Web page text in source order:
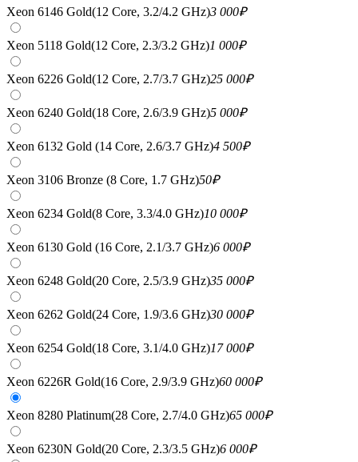
Xeon 6146 Gold(12 Core, 3.2/4.2 GHz)3 000₽
Xeon 5118 Gold(12 Core, 2.3/3.2 GHz)1 000₽
Xeon 6226 Gold(12 Core, 2.7/3.7 GHz)25 000₽
Xeon 6240 Gold(18 Core, 2.6/3.9 GHz)5 000₽
Xeon 6132 Gold (14 Core, 2.6/3.7 GHz)4 500₽
Xeon 3106 Bronze (8 Core, 1.7 GHz)50₽
Xeon 6234 Gold(8 Core, 3.3/4.0 GHz)10 000₽
Xeon 6130 Gold (16 Core, 2.1/3.7 GHz)6 000₽
Xeon 6248 Gold(20 Core, 2.5/3.9 GHz)35 000₽
Xeon 6262 Gold(24 Core, 1.9/3.6 GHz)30 000₽
Xeon 6254 Gold(18 Core, 3.1/4.0 GHz)17 000₽
Xeon 6226R Gold(16 Core, 2.9/3.9 GHz)60 000₽
Xeon 8280 Platinum(28 Core, 2.7/4.0 GHz)65 000₽
Xeon 6230N Gold(20 Core, 2.3/3.5 GHz)6 000₽